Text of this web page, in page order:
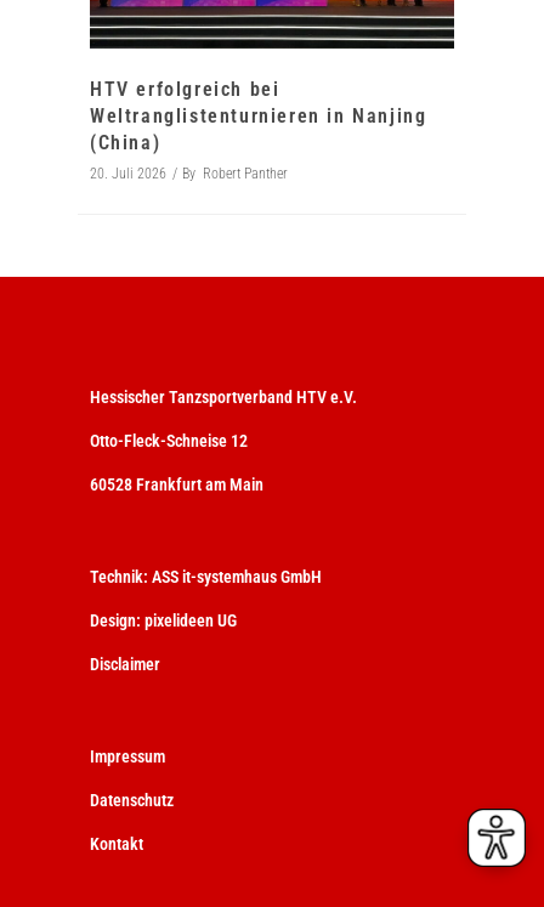
HTV erfolgreich bei
Weltranglistenturnieren in Nanjing
(China)
20. Juli 2026 By Robert Panther
Hessischer Tanzsportverband HTV e.V.
Otto-Fleck-Schneise 12
60528 Frankfurt am Main
Technik: ASS it-systemhaus GmbH
Design: pixelideen UG
Disclaimer
Impressum
Datenschutz
Kontakt